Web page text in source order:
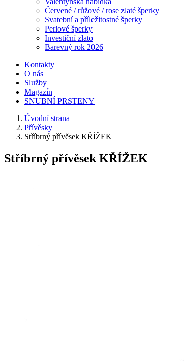
Červené / růžové / rose zlaté šperky
Svatební a příležitostné šperky
Perlové šperky
Investiční zlato
Barevný rok 2026
Kontakty
O nás
Služby
Magazín
SNUBNÍ PRSTENY
Úvodní strana
Přívěsky
Stříbrný přívěsek KŘÍŽEK
Stříbrný přívěsek KŘÍŽEK